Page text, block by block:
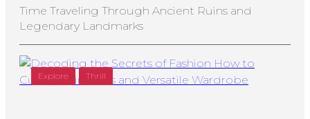
Time Traveling Through Ancient Ruins and
Legendary Landmarks
Explore Thrill